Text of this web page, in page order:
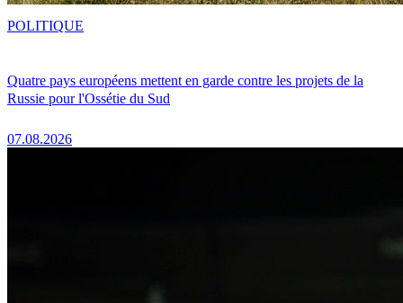
Quatre pays européens mettent en garde contre les projets de la
Russie pour l'Ossétie du Sud
07.08.2026
POLITIQUE